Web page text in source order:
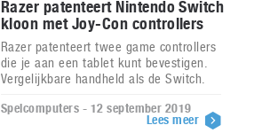
Razer patenteert Nintendo Switch
kloon met Joy-Con controllers
Razer patenteert twee game controllers
die je aan een tablet kunt bevestigen.
Vergelijkbare handheld als de Switch.
Spelcomputers - 12 september 2019
Lees meer